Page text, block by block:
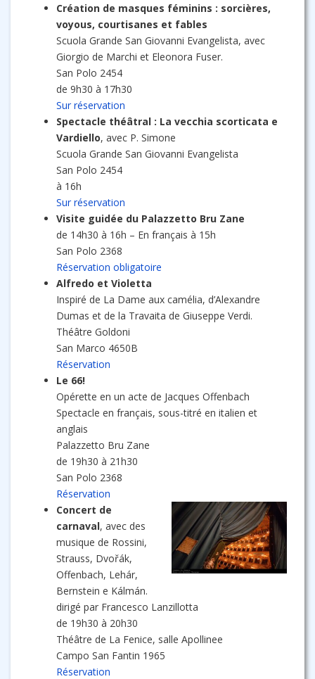
Création de masques féminins : sorcières,
voyous, courtisanes et fables
Scuola Grande San Giovanni Evangelista, avec
Giorgio de Marchi et Eleonora Fuser.
San Polo 2454
de 9h30 à 17h30
Sur réservation
Spectacle théâtral : La vecchia scorticata e
Vardiello, avec P. Simone
Scuola Grande San Giovanni Evangelista
San Polo 2454
à 16h
Sur réservation
Visite guidée du Palazzetto Bru Zane
de 14h30 à 16h – En français à 15h
San Polo 2368
Réservation obligatoire
Alfredo et Violetta
Inspiré de La Dame aux camélia, d’Alexandre
Dumas et de la Travaita de Giuseppe Verdi.
Théâtre Goldoni
San Marco 4650B
Réservation
Le 66!
Opérette en un acte de Jacques Offenbach
Spectacle en français, sous-titré en italien et
anglais
Palazzetto Bru Zane
de 19h30 à 21h30
San Polo 2368
Réservation
Concert de
carnaval, avec des
musique de Rossini,
Strauss, Dvořák,
Offenbach, Lehár,
Bernstein e Kálmán.
dirigé par Francesco Lanzillotta
de 19h30 à 20h30
Théâtre de La Fenice, salle Apollinee
Campo San Fantin 1965
Réservation